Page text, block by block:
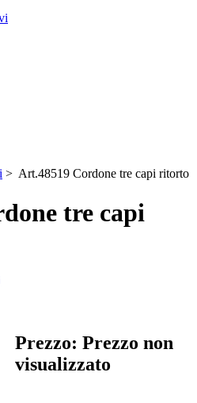
> Art.48519 Cordone tre capi ritorto
tre capi
Prezzo: Prezzo non
visualizzato